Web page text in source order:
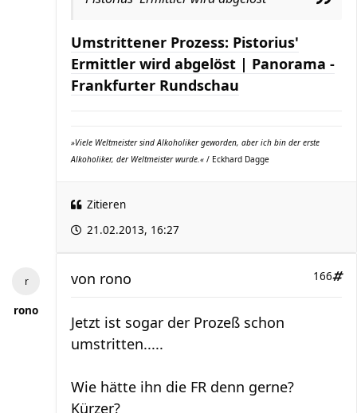
Umstrittener Prozess: Pistorius'
Ermittler wird abgelöst | Panorama -
Frankfurter Rundschau
»Viele Weltmeister sind Alkoholiker geworden, aber ich bin der erste
Alkoholiker, der Weltmeister wurde.« / Eckhard Dagge
Zitieren
21.02.2013, 16:27
rono
166
von rono
Jetzt ist sogar der Prozeß schon
umstritten.....
Wie hätte ihn die FR denn gerne?
Kürzer?